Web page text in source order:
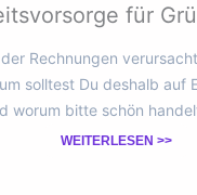
für
Rechnungen
solltest Du deshalb auf
worum bitte schön
WEITERLESEN >>